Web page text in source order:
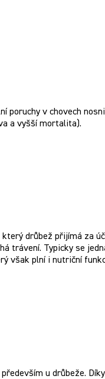
poruchy v chovech
a vyšší mortalita).
drůbež přijímá za
trávení. Typicky se
však plní i nutriční
u drůbeže.